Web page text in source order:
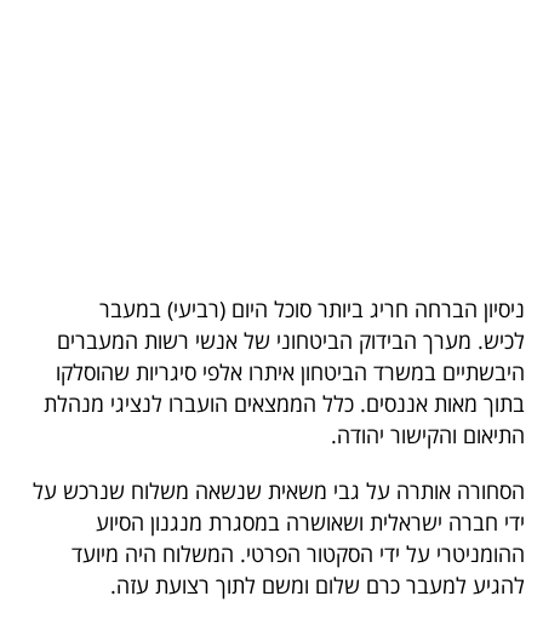
5
המילון
הכלכלי
פודקאסט
40
UNDER
ניסיון הברחה חריג ביותר סוכל היום (רביעי) במעבר
לכיש. מערך הבידוק הביטחוני של אנשי רשות המעברים
היבשתיים במשרד הביטחון איתרו אלפי סיגריות שהוסלקו
בתוך מאות אננסים. כלל הממצאים הועברו לנציגי מנהלת
התיאום והקישור יהודה.
הסחורה אותרה על גבי משאית שנשאה משלוח שנרכש על
ידי חברה ישראלית ושאושרה במסגרת מנגנון הסיוע
ההומניטרי על ידי הסקטור הפרטי. המשלוח היה מיועד
להגיע למעבר כרם שלום ומשם לתוך רצועת עזה.